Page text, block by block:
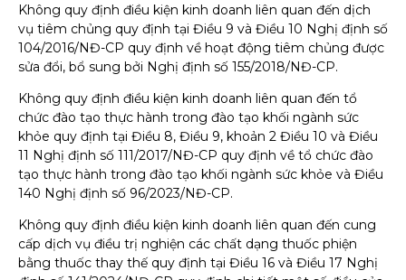
Không quy định điều kiện kinh doanh liên quan đến dịch
vụ tiêm chủng quy định tại Điều 9 và Điều 10 Nghị định số
104/2016/NĐ-CP quy định về hoạt động tiêm chủng được
sửa đổi, bổ sung bởi Nghị định số 155/2018/NĐ-CP.
Không quy định điều kiện kinh doanh liên quan đến tổ
chức đào tạo thực hành trong đào tạo khối ngành sức
khỏe quy định tại Điều 8, Điều 9, khoản 2 Điều 10 và Điều
11 Nghị định số 111/2017/NĐ-CP quy định về tổ chức đào
tạo thực hành trong đào tạo khối ngành sức khỏe và Điều
140 Nghị định số 96/2023/NĐ-CP.
Không quy định điều kiện kinh doanh liên quan đến cung
cấp dịch vụ điều trị nghiện các chất dạng thuốc phiện
bằng thuốc thay thế quy định tại Điều 16 và Điều 17 Nghị